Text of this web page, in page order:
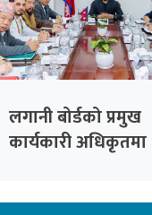
लगानी बोर्डको प्रमुख
कार्यकारी अधिकृतमा